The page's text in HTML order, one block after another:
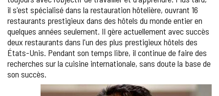
il s'est spécialisé dans la restauration hôtelière, ouvrant 16
restaurants prestigieux dans des hôtels du monde entier en
quelques années seulement. Il gère actuellement avec succès
deux restaurants dans l'un des plus prestigieux hôtels des
États-Unis. Pendant son temps libre, il continue de faire des
recherches sur la cuisine internationale, sans doute la base de
son succès.